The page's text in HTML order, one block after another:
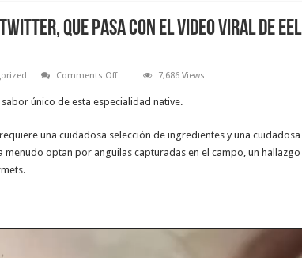
Que pasa con el video viral de Eel
Comments Offon
soup
video
twitter,
Que
pasa
Soup
7,686 Views
único de esta especialidad native.
una cuidadosa selección de ingredientes y una cuidadosa
optan por anguilas capturadas en el campo, un hallazgo